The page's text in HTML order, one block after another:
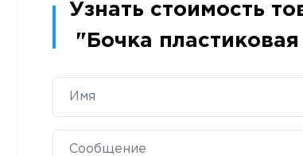
Узнать стоимость
"Бочка